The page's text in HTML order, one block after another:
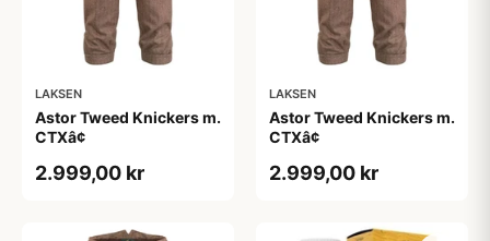
LAKSEN
Astor Tweed Knickers m.
CTXâ¢
2.999,00 kr
LAKSEN
Astor Tweed Knickers m.
CTXâ¢
2.999,00 kr